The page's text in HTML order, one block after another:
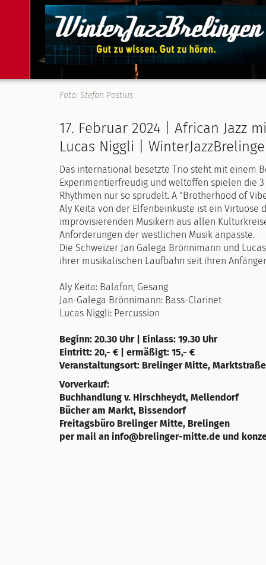
Foto: Stefan Postius
17. Februar 2024 | African Jazz
Lucas Niggli |
Das international besetzte Trio steht mit einem
Experimentierfreudig und weltoffen spielen die
Rhythmen nur so sprudelt. A "Brotherhood of
Aly Keita von der Elfenbeinküste ist ein Virtuose
improvisierenden Musikern aus allen
Anforderungen der westlichen Musik anpasste.
Die Schweizer Jan Galega Brönnimann und
ihrer musikalischen Laufbahn seit ihren
Aly Keita: Balafon, Gesang
Jan-Galega Brönnimann: Bass-Clarinet
Lucas Niggli: Percussion
Beginn: 20.30 Uhr | Einlass: 19.30 Uhr
Eintritt: 20,- € | ermäßigt: 15,- €
Veranstaltungsort: Brelinger Mitte,
Vorverkauf:
Buchhandlung v. Hirschheydt, Mellendorf
Bücher am Markt, Bissendorf
Freitagsbüro Brelinger Mitte, Brelingen
per mail an info@brelinger-mitte.de und